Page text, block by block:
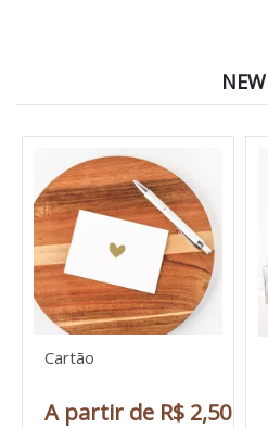
NEW
Cartão
A partir de R$ 2,50